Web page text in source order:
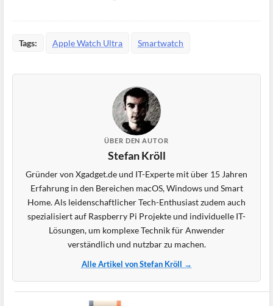
Tags: Apple Watch Ultra Smartwatch
ÜBER DEN AUTOR
Stefan Kröll
Gründer von Xgadget.de und IT-Experte mit über 15 Jahren
Erfahrung in den Bereichen macOS, Windows und Smart
Home. Als leidenschaftlicher Tech-Enthusiast zudem auch
spezialisiert auf Raspberry Pi Projekte und individuelle IT-
Lösungen, um komplexe Technik für Anwender
verständlich und nutzbar zu machen.
Alle Artikel von Stefan Kröll →